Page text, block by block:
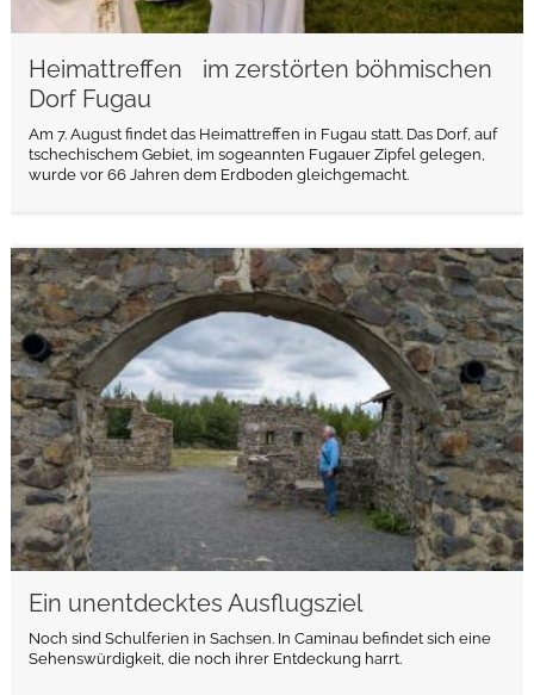
Heimattreffen im zerstörten böhmischen
Dorf Fugau
Am 7. August findet das Heimattreffen in Fugau statt. Das Dorf, auf
tschechischem Gebiet, im sogeannten Fugauer Zipfel gelegen,
wurde vor 66 Jahren dem Erdboden gleichgemacht.
Ein unentdecktes Ausflugsziel
Noch sind Schulferien in Sachsen. In Caminau befindet sich eine
Sehenswürdigkeit, die noch ihrer Entdeckung harrt.
weiterlesen